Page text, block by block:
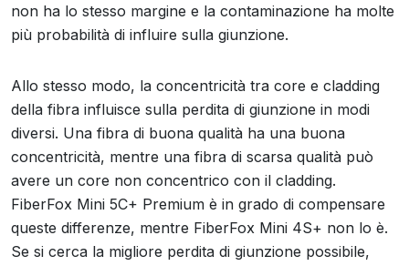
non ha lo stesso margine e la contaminazione ha molte
più probabilità di influire sulla giunzione.
Allo stesso modo, la concentricità tra core e cladding
della fibra influisce sulla perdita di giunzione in modi
diversi. Una fibra di buona qualità ha una buona
concentricità, mentre una fibra di scarsa qualità può
avere un core non concentrico con il cladding.
FiberFox Mini 5C+ Premium è in grado di compensare
queste differenze, mentre FiberFox Mini 4S+ non lo è.
Se si cerca la migliore perdita di giunzione possibile,